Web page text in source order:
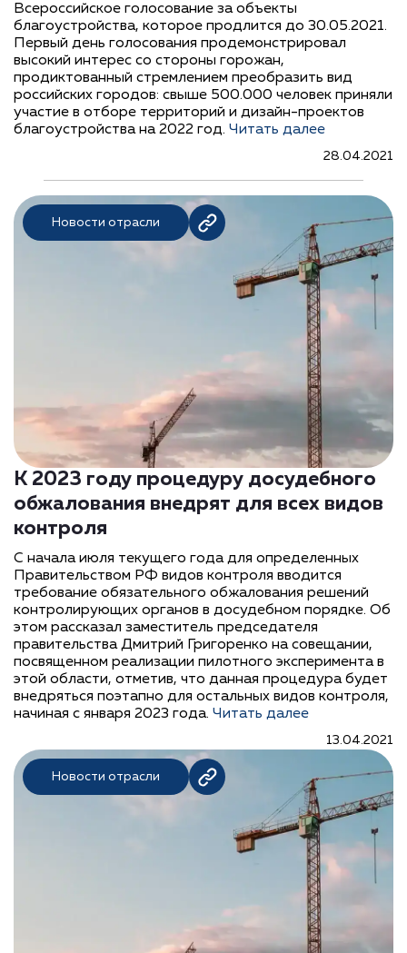
Всероссийское голосование за объекты
благоустройства, которое продлится до 30.05.2021.
Первый день голосования продемонстрировал
высокий интерес со стороны горожан,
продиктованный стремлением преобразить вид
российских городов: свыше 500.000 человек приняли
участие в отборе территорий и дизайн-проектов
благоустройства на 2022 год. Читать далее
28.04.2021
Новости отрасли
К 2023 году процедуру досудебного
обжалования внедрят для всех видов
контроля
С начала июля текущего года для определенных
Правительством РФ видов контроля вводится
требование обязательного обжалования решений
контролирующих органов в досудебном порядке. Об
этом рассказал заместитель председателя
правительства Дмитрий Григоренко на совещании,
посвященном реализации пилотного эксперимента в
этой области, отметив, что данная процедура будет
внедряться поэтапно для остальных видов контроля,
начиная с января 2023 года. Читать далее
13.04.2021
Новости отрасли